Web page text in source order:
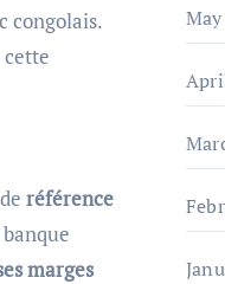
congolais.
référence
marges